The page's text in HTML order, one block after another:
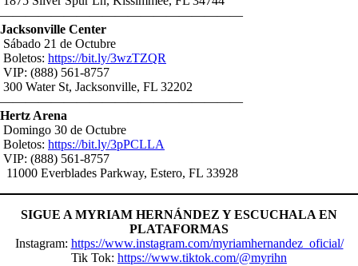
———————————————————
Jacksonville Center
Sábado 21 de Octubre
Boletos: https://bit.ly/3wzTZQR
VIP: (888) 561-8757
300 Water St, Jacksonville, FL 32202
———————————————————
Hertz Arena
Domingo 30 de Octubre
Boletos: https://bit.ly/3pPCLLA
VIP: (888) 561-8757
11000 Everblades Parkway, Estero, FL 33928
SIGUE A MYRIAM HERNÁNDEZ Y ESCUCHALA EN
PLATAFORMAS
Instagram: https://www.instagram.com/myriamhernandez_oficial/
Tik Tok: https://www.tiktok.com/@myrihn